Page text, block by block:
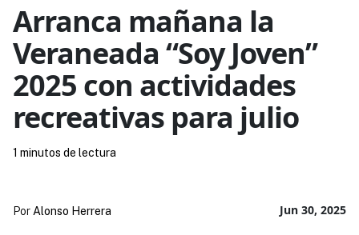
Arranca mañana la
Veraneada “Soy Joven”
2025 con actividades
recreativas para julio
Jun 30, 2025
Por Alonso Herrera
1 minutos de lectura